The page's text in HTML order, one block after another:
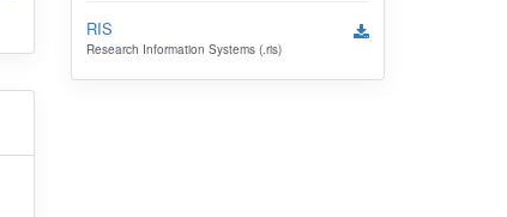
RIS
Research Information Systems (.ris)